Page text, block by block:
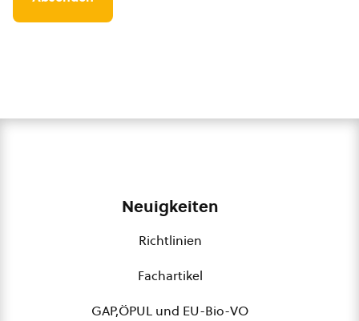
Neuigkeiten
Richtlinien
Fachartikel
GAP,ÖPUL und EU-Bio-VO